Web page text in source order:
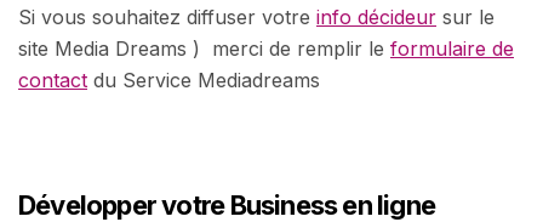
Si vous souhaitez diffuser votre info décideur sur le
site Media Dreams ) merci de remplir le formulaire de
contact du Service Mediadreams
Développer votre Business en ligne